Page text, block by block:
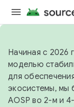
Начиная с 2026
моделью
для
экосистемы, мы
AOSP во 2-м и